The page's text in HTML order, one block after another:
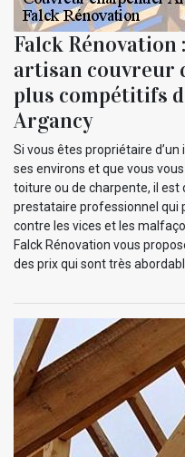
Falck Rénovation
artisan couvreur
plus compétitifs
Argancy
Si vous êtes propriétaire
ses environs et que vous
toiture ou de charpente, il
prestataire professionnel qui
contre les vices et les
Falck Rénovation vous
des prix qui sont très